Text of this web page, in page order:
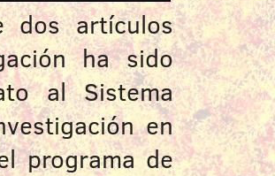
dos artículos
ha sido
al Sistema
en
programa de